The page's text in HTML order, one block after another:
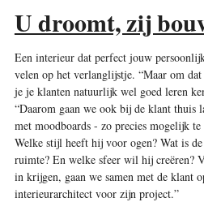
U droomt, zij
Een interieur dat perfect jouw
velen op het verlanglijstje. “Maar om
je je klanten natuurlijk wel goed leren
“Daarom gaan we ook bij de klant thuis
met moodboards - zo precies mogelijk
Welke stijl heeft hij voor ogen? Wat is
ruimte? En welke sfeer wil hij creëren?
in krijgen, gaan we samen met de klant
interieurarchitect voor zijn project.”